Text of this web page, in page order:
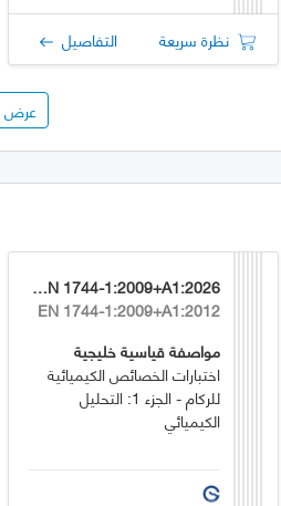
نظرة سريعة التفاصيل
عرض
GSO EN 1744-1:2009+A1:2026
EN 1744-1:2009+A1:2012
مواصفة قياسية خليجية
اختبارات الخصائص الكيميائية
للركام - الجزء 1: التحليل
الكيميائي